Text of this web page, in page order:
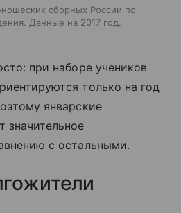
сборных России по
Данные на 2017 год.
при наборе учеников
только на год
январские
значительное
с остальными.